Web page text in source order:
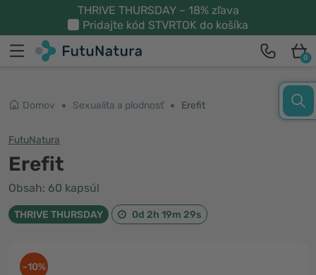
THRIVE THURSDAY – 18% zľava
Pridajte kód STVRTOK do košíka
0
Domov Sexualita a plodnosť Erefit
FutuNatura
Erefit
Obsah: 60 kapsúl
THRIVE THURSDAY 0d 2h 19m 29s
-10%